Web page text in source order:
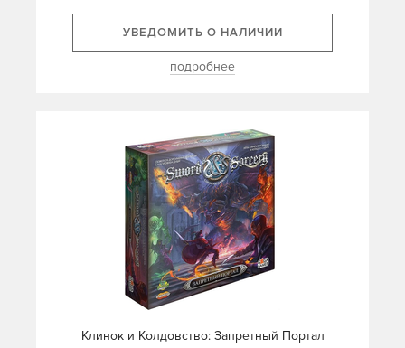
УВЕДОМИТЬ О НАЛИЧИИ
подробнее
Клинок и Колдовство: Запретный Портал